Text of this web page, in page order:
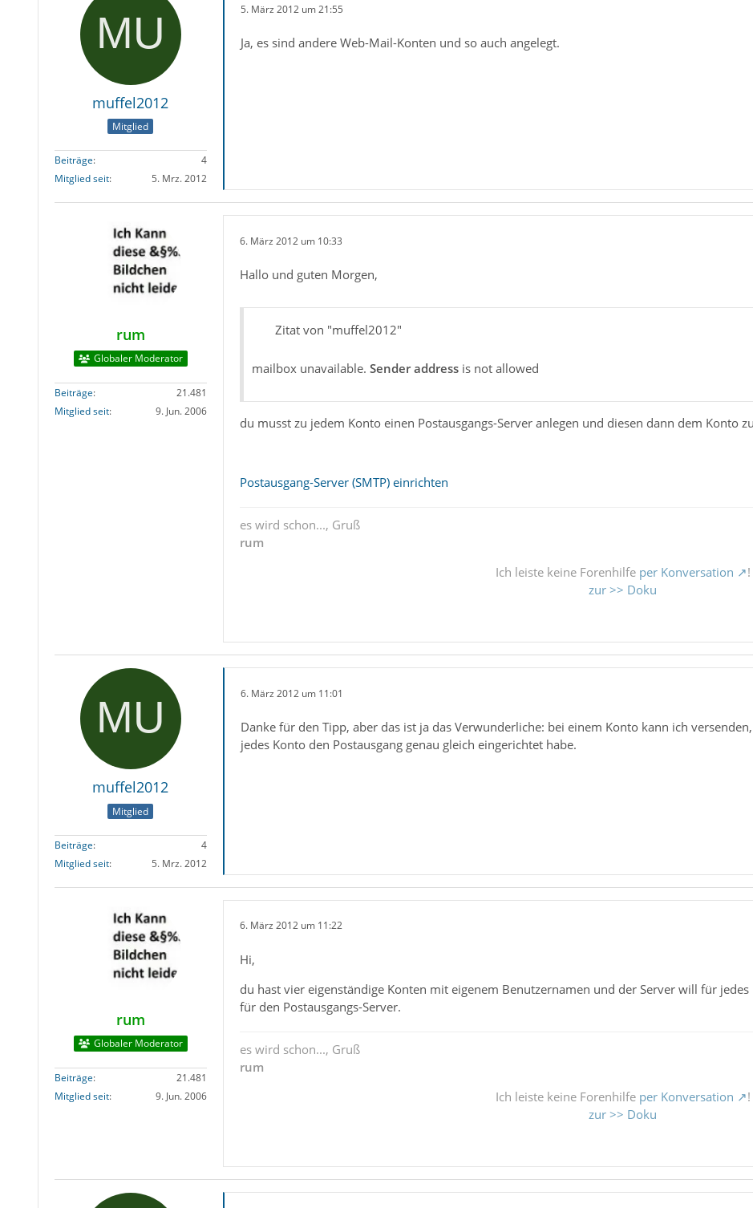
muffel2012
Mitglied
Beiträge
4
Mitglied seit
5. Mrz. 2012
5. März 2012 um 21:55
Ja, es sind andere Web-Mail-Konten und so auch angelegt.
rum
Globaler Moderator
Beiträge
21.481
Mitglied seit
9. Jun. 2006
6. März 2012 um 10:33
Hallo und guten Morgen,
Zitat von "muffel2012"
mailbox unavailable. Sender addressis not allowed
du musst zu jedem Konto einen Postausgangs-Server anlegen und diesen dann dem Konto
Postausgang-Server (SMTP) einrichten
es wird schon..., Gruß
rum
Ich leiste keine Forenhilfe per Konversation
!
zur >> Doku
muffel2012
Mitglied
Beiträge
4
Mitglied seit
5. Mrz. 2012
6. März 2012 um 11:01
Danke für den Tipp, aber das ist ja das Verwunderliche: bei einem Konto kann ich
jedes Konto den Postausgang genau gleich eingerichtet habe.
rum
Globaler Moderator
Beiträge
21.481
Mitglied seit
9. Jun. 2006
6. März 2012 um 11:22
Hi,
du hast vier eigenständige Konten mit eigenem Benutzernamen und der Server will für
für den Postausgangs-Server.
es wird schon..., Gruß
rum
Ich leiste keine Forenhilfe per Konversation
!
zur >> Doku